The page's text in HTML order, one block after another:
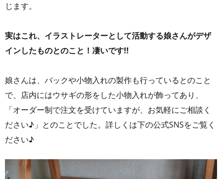
じます。
実はこれ、イラストレーターとして活動する娘さんがデザ
インしたものとのこと！凄いです!!
娘さんは、バックや小物入れの製作も行っているとのこと
で、店内にはウサギの形をした小物入れが飾ってあり、
「オーダー制で注文を受けていますが、お気軽にご相談く
ださい♪」とのことでした。詳しくは下の公式SNSをご覧く
ださい♪